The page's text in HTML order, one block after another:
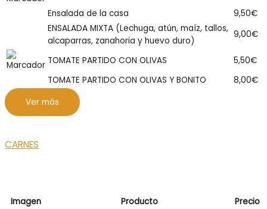
Ensalada de la casa
9,50€
ENSALADA MIXTA (Lechuga, atún, maíz, tallos,
alcaparras, zanahoria y huevo duro)
9,00€
TOMATE PARTIDO CON OLIVAS 5,50€
TOMATE PARTIDO CON OLIVAS Y BONITO
8,00€
Ver más
CARNES
Imagen Producto
Precio